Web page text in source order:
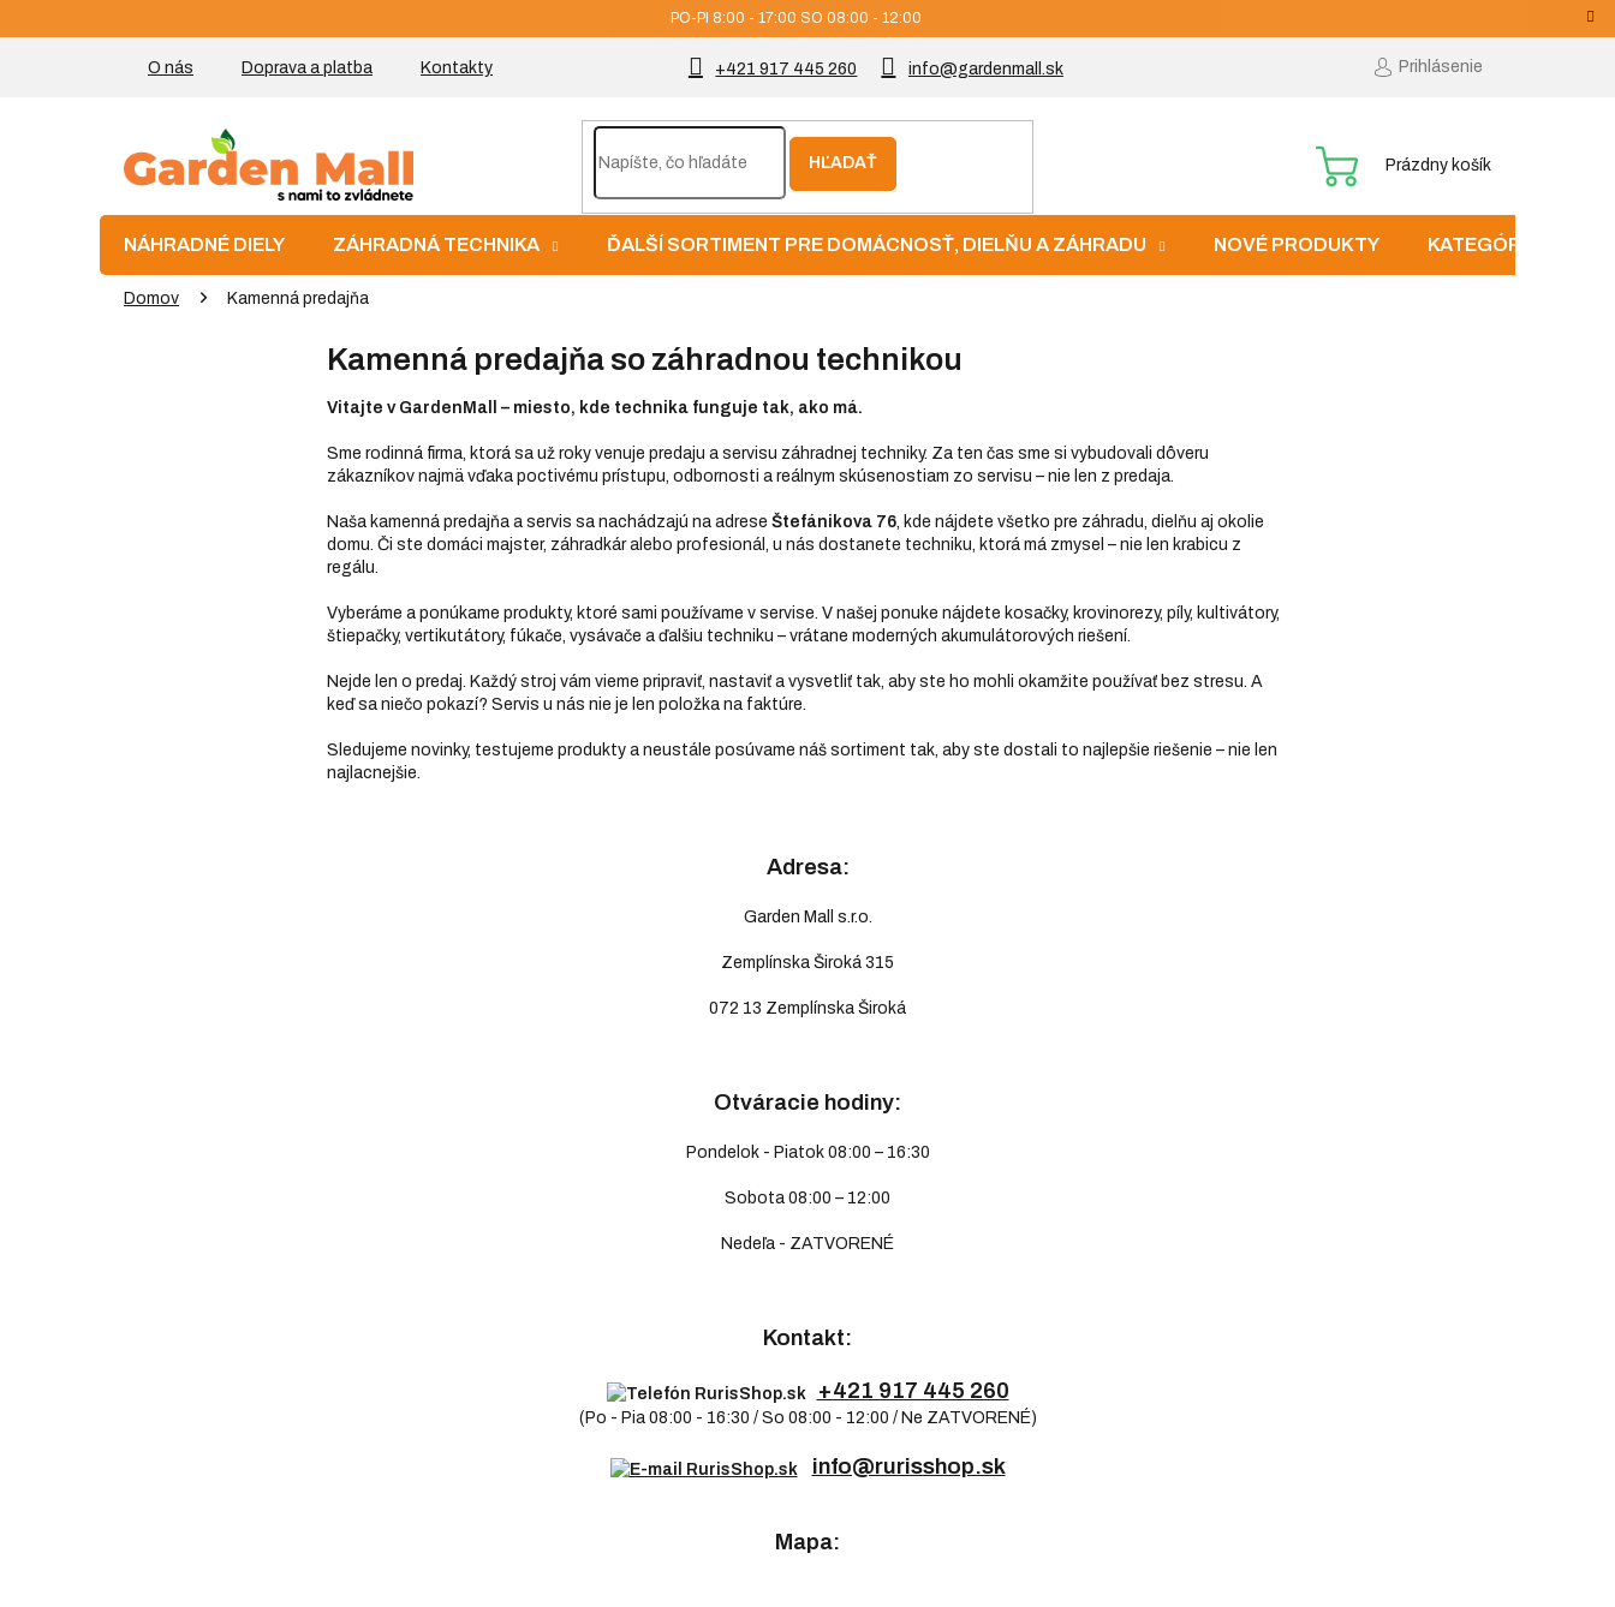
na
PO-PI 8:00 - 17:00 SO 08:00 - 12:00
+421 917 445 260 info@gardenmall.sk
O nás Doprava a platba Kontakty Prihlásenie
HĽADAŤ
NÁKUPNÝ
Prázdny košík
NÁHRADNÉ DIELY ZÁHRADNÁ TECHNIKA ĎALŠÍ SORTIMENT PRE DOMÁCNOSŤ, DIELŇU A ZÁHRADU NOVÉ PRODUKTY KATEGÓRIE
Domov Kamenná predajňa
Kamenná predajňa so záhradnou technikou
Vitajte v GardenMall – miesto, kde technika funguje tak, ako má.
Sme rodinná firma, ktorá sa už roky venuje predaju a servisu záhradnej techniky. Za ten čas sme si vybudovali dôveru
zákazníkov najmä vďaka poctivému prístupu, odbornosti a reálnym skúsenostiam zo servisu – nie len z predaja.
Naša kamenná predajňa a servis sa nachádzajú na adrese Štefánikova 76, kde nájdete všetko pre záhradu, dielňu aj okolie
domu. Či ste domáci majster, záhradkár alebo profesionál, u nás dostanete techniku, ktorá má zmysel – nie len krabicu z
regálu.
Vyberáme a ponúkame produkty, ktoré sami používame v servise. V našej ponuke nájdete kosačky, krovinorezy, píly, kultivátory,
štiepačky, vertikutátory, fúkače, vysávače a ďalšiu techniku – vrátane moderných akumulátorových riešení.
Nejde len o predaj. Každý stroj vám vieme pripraviť, nastaviť a vysvetliť tak, aby ste ho mohli okamžite používať bez stresu. A
keď sa niečo pokazí? Servis u nás nie je len položka na faktúre.
Sledujeme novinky, testujeme produkty a neustále posúvame náš sortiment tak, aby ste dostali to najlepšie riešenie – nie len
najlacnejšie.
Adresa:
Garden Mall s.r.o.
Zemplínska Široká 315
072 13 Zemplínska Široká
Otváracie hodiny:
Pondelok - Piatok 08:00 – 16:30
Sobota 08:00 – 12:00
Nedeľa - ZATVORENÉ
Kontakt:
+421 917 445 260
(Po - Pia 08:00 - 16:30 / So 08:00 - 12:00 / Ne ZATVORENÉ)
info@rurisshop.sk
Mapa: